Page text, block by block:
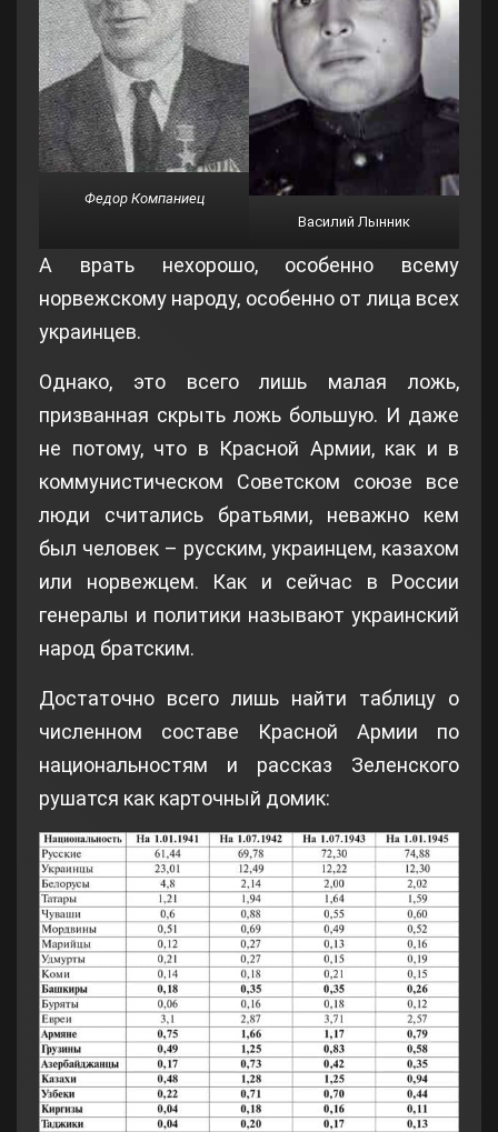
Федор Компаниец
Василий Лынник
А врать нехорошо, особенно всему
норвежскому народу, особенно от лица всех
украинцев.
Однако, это всего лишь малая ложь,
призванная скрыть ложь большую. И даже
не потому, что в Красной Армии, как и в
коммунистическом Советском союзе все
люди считались братьями, неважно кем
был человек – русским, украинцем, казахом
или норвежцем. Как и сейчас в России
генералы и политики называют украинский
народ братским.
Достаточно всего лишь найти таблицу о
численном составе Красной Армии по
национальностям и рассказ Зеленского
рушатся как карточный домик: